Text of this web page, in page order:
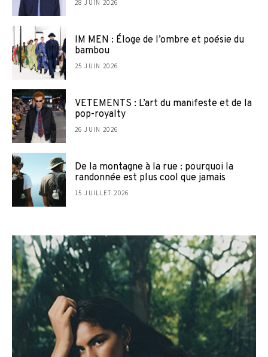
28 JUIN 2026
IM MEN : Éloge de l’ombre et poésie du
bambou
25 JUIN 2026
VETEMENTS : L’art du manifeste et de la
pop-royalty
26 JUIN 2026
De la montagne à la rue : pourquoi la
randonnée est plus cool que jamais
15 JUILLET 2026